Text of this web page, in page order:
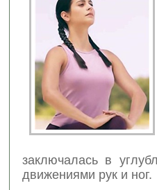
заключалась в
движениями рук и ног.